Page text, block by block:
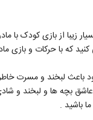
زیبا از بازی کودک با
که با حرکات و
باعث لبخند و مسرت
بچه ها و لبخند و
باشید .